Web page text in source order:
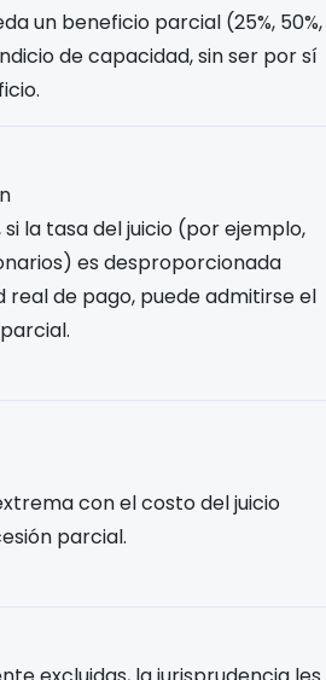
un beneficio parcial (25%, 50%,
de capacidad, sin ser por sí
la tasa del juicio (por ejemplo,
es desproporcionada
de pago, puede admitirse el
con el costo del juicio
parcial.